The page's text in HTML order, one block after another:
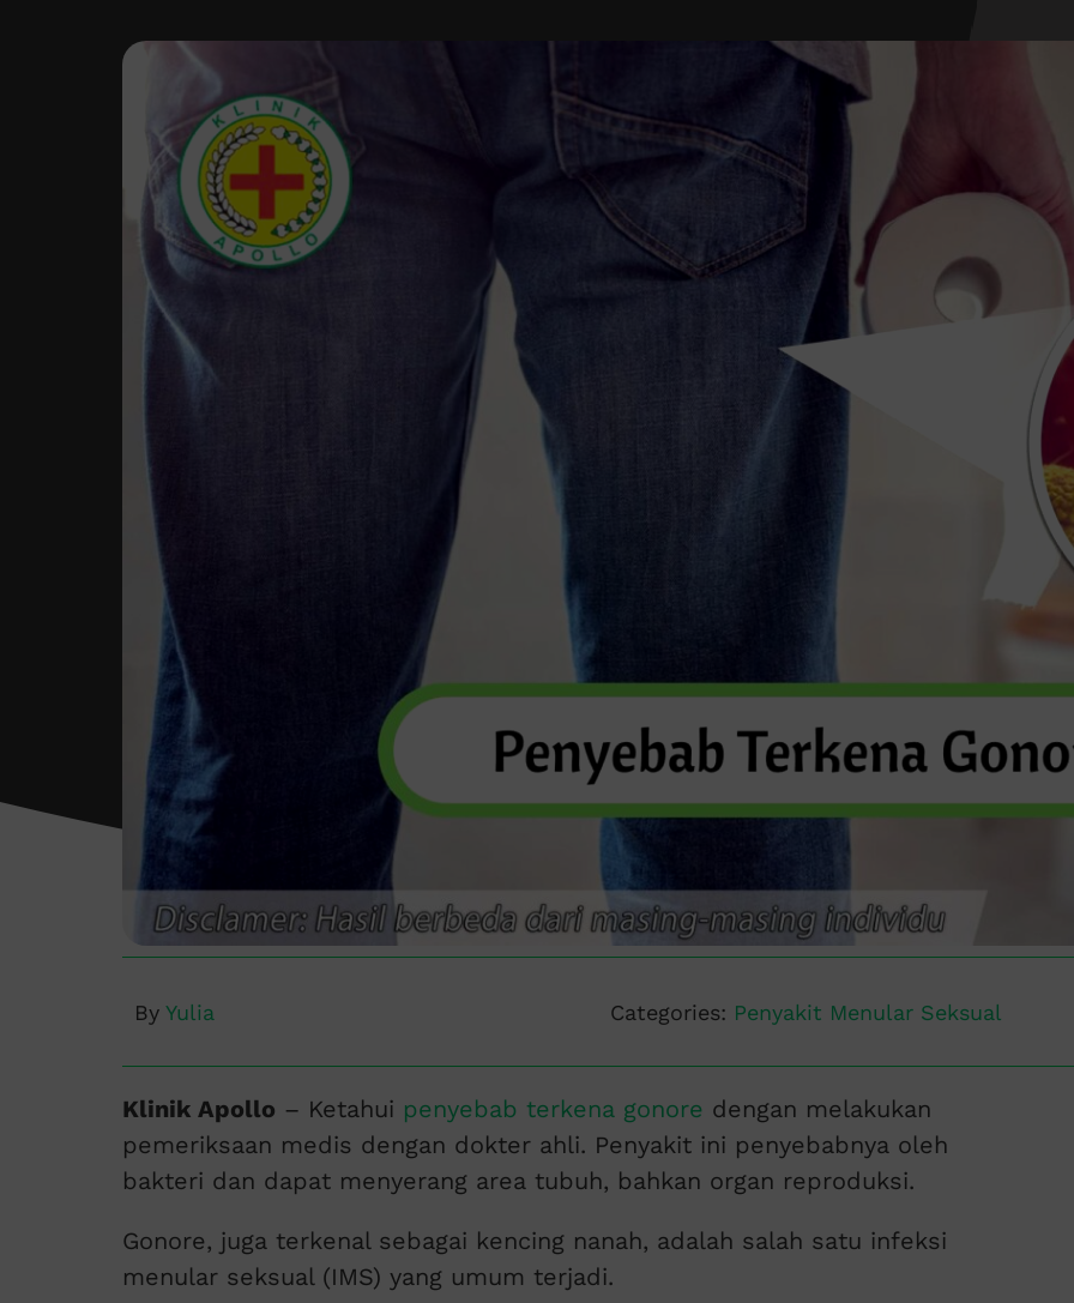
By Yulia Categories: Penyakit Menular Seksual
Klinik Apollo – Ketahui penyebab terkena gonore dengan melakukan
pemeriksaan medis dengan dokter ahli. Penyakit ini penyebabnya oleh
bakteri dan dapat menyerang area tubuh, bahkan organ reproduksi.
Gonore, juga terkenal sebagai kencing nanah, adalah salah satu infeksi
menular seksual (IMS) yang umum terjadi.